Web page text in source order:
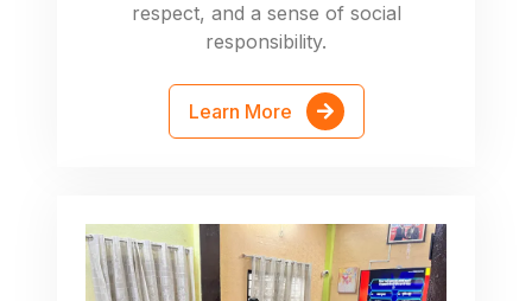
respect, and a sense of social
responsibility.
Learn More